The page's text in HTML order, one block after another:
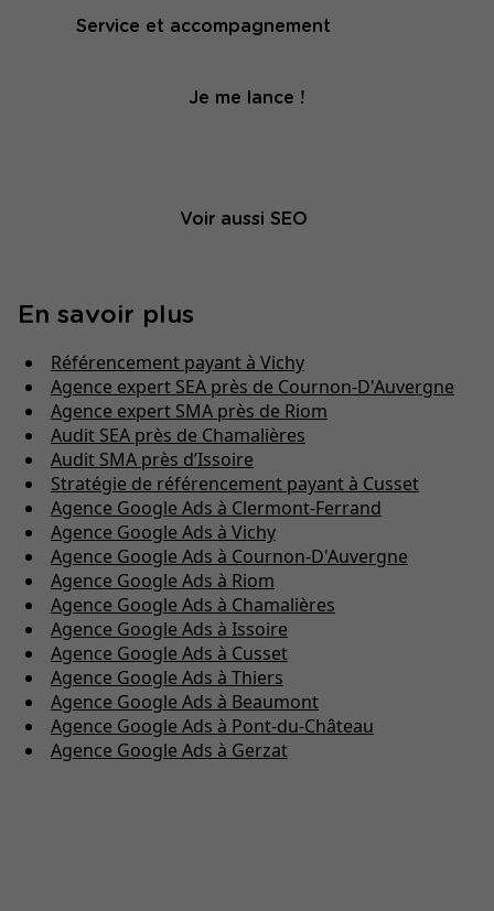
Service et accompagnement
Je me lance !
Voir aussi SEO
En savoir plus
Référencement payant à Vichy
Agence expert SEA près de Cournon-D'Auvergne
Agence expert SMA près de Riom
Audit SEA près de Chamalières
Audit SMA près d’Issoire
Stratégie de référencement payant à Cusset
Agence Google Ads à Clermont-Ferrand
Agence Google Ads à Vichy
Agence Google Ads à Cournon-D'Auvergne
Agence Google Ads à Riom
Agence Google Ads à Chamalières
Agence Google Ads à Issoire
Agence Google Ads à Cusset
Agence Google Ads à Thiers
Agence Google Ads à Beaumont
Agence Google Ads à Pont-du-Château
Agence Google Ads à Gerzat